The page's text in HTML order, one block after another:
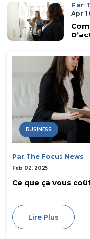
Par
Apr
BUSINESS
Par The Focus News
Feb 02, 2025
Ce que ça vous
Lire Plus